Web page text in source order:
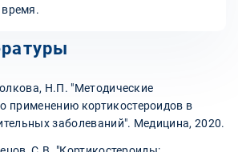
Н.П. "Методические
применению кортикостероидов в
заболеваний". Медицина, 2020.